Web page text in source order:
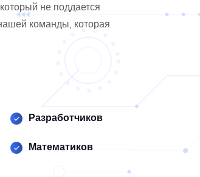
не поддается
команды, которая
Разработчиков
Математиков